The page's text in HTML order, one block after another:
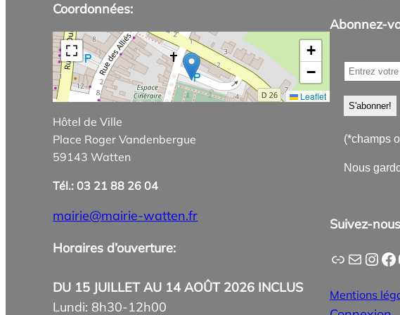
Coordonnées:
+
−
Leaflet
Hôtel de Ville
Place Roger Vandenbergue
59143 Watten
Tél.: 03 21 88 26 04
mairie@mairie-watten.fr
Horaires d’ouverture:
DU 15 JUILLET AU 14 AOÛT 2026 INCLUS
Lundi: 8h30-12h00
Abonnez-
(*champs
Nous
Suivez-
Application
Lettre
Mentions